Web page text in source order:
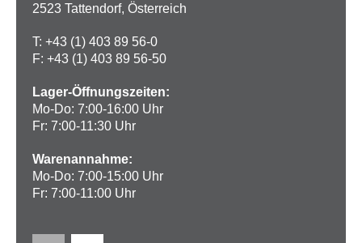
2523 Tattendorf, Österreich
T: +43 (1) 403 89 56-0
F: +43 (1) 403 89 56-50
Lager-Öffnungszeiten:
Mo-Do: 7:00-16:00 Uhr
Fr: 7:00-11:30 Uhr
Warenannahme:
Mo-Do: 7:00-15:00 Uhr
Fr: 7:00-11:00 Uhr